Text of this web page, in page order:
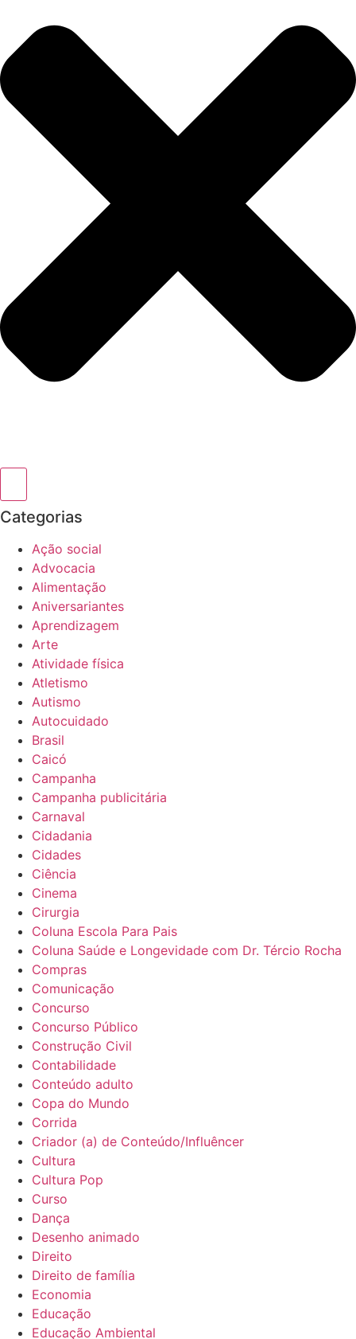
Categorias
Ação social
Advocacia
Alimentação
Aniversariantes
Aprendizagem
Arte
Atividade física
Atletismo
Autismo
Autocuidado
Brasil
Caicó
Campanha
Campanha publicitária
Carnaval
Cidadania
Cidades
Ciência
Cinema
Cirurgia
Coluna Escola Para Pais
Coluna Saúde e Longevidade com Dr. Tércio Rocha
Compras
Comunicação
Concurso
Concurso Público
Construção Civil
Contabilidade
Conteúdo adulto
Copa do Mundo
Corrida
Criador (a) de Conteúdo/Influêncer
Cultura
Cultura Pop
Curso
Dança
Desenho animado
Direito
Direito de família
Economia
Educação
Educação Ambiental